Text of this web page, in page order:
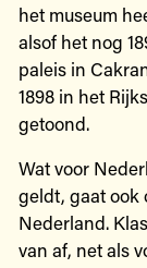
het museum
alsof het nog
paleis in
1898 in het
getoond.
Wat voor
geldt, gaat ook
Nederland.
van af, net als